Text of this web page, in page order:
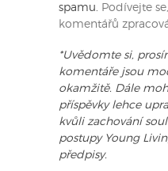
spamu. Podívejte
komentářů
*Uvědomte si,
komentáře jsou
okamžitě. Dále
příspěvky lehce
kvůli zachování
postupy Young
předpisy.